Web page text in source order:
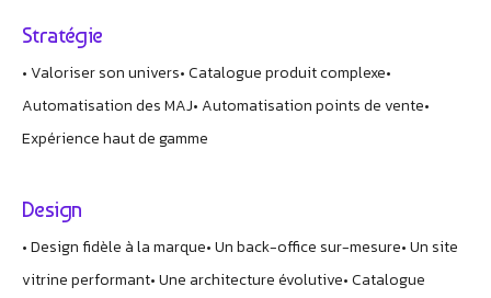
Stratégie
• Valoriser son univers• Catalogue produit complexe•
Automatisation des MAJ• Automatisation points de vente•
Expérience haut de gamme
Design
• Design fidèle à la marque• Un back-office sur-mesure• Un site
vitrine performant• Une architecture évolutive• Catalogue
Athobot Assistant IA
Bienvenue chez Athorus Digital
Je vous oriente vers la meilleure solution pour votre
Dites-moi votre objectif ou choisissez un raccourci ci-
dessous :